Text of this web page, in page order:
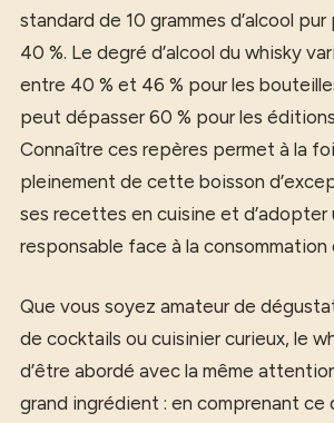
standard de 10 grammes d’alcool pur
40 %. Le degré d’alcool du whisky
entre 40 % et 46 % pour les
peut dépasser 60 % pour les
Connaître ces repères permet à la
pleinement de cette boisson
ses recettes en cuisine et d’adopter
responsable face à la consommation
Que vous soyez amateur de
de cocktails ou cuisinier curieux, le
d’être abordé avec la même
grand ingrédient : en comprenant ce